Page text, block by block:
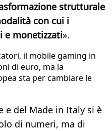
strutturale
con cui i
e monetizzati».
il mobile gaming in
di euro, ma la
sta per cambiare le
e del Made in Italy si è
di numeri, ma di